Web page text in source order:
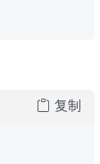
复制